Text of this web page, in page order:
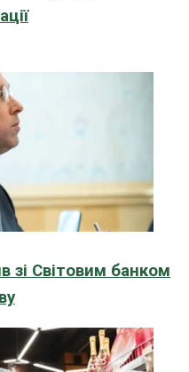
зі Світовим банком